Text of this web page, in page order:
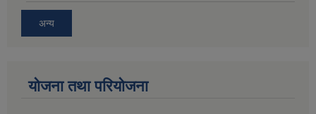
अन्य
योजना तथा परियोजना